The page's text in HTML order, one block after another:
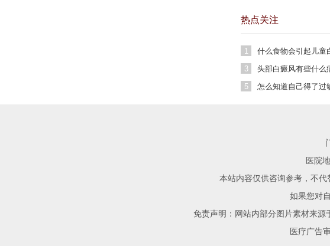
热点关注
1 什么食物会引起儿童
3
头部白癜风有些什么
5
怎么知道自己得了过
医院
本站内容仅供咨询参考，不
如果您对
免责声明：网站内部分图片素材来源
医疗广告